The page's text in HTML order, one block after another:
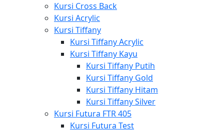
Kursi Cross Back
Kursi Acrylic
Kursi Tiffany
Kursi Tiffany Acrylic
Kursi Tiffany Kayu
Kursi Tiffany Putih
Kursi Tiffany Gold
Kursi Tiffany Hitam
Kursi Tiffany Silver
Kursi Futura FTR 405
Kursi Futura Test